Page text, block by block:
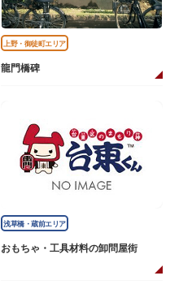
上野・御徒町エリア
龍門橋碑
浅草橋・蔵前エリア
おもちゃ・工具材料の卸問屋街